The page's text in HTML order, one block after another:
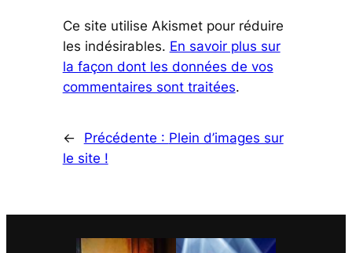
Ce site utilise Akismet pour réduire
les indésirables. En savoir plus sur
la façon dont les données de vos
commentaires sont traitées.
← Précédente : Plein d’images sur
le site !